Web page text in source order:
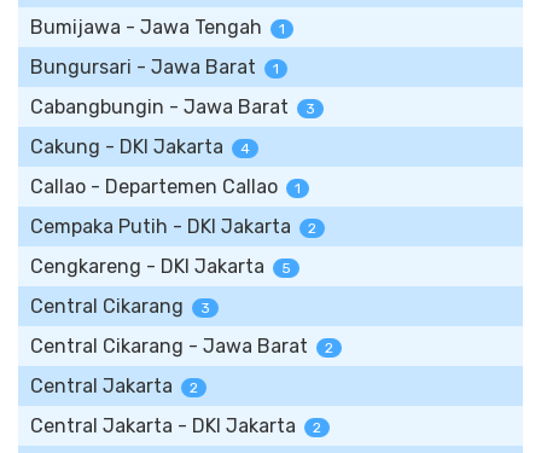
Bumijawa - Jawa Tengah 1
Bungursari - Jawa Barat 1
Cabangbungin - Jawa Barat 3
Cakung - DKI Jakarta 4
Callao - Departemen Callao 1
Cempaka Putih - DKI Jakarta 2
Cengkareng - DKI Jakarta 5
Central Cikarang 3
Central Cikarang - Jawa Barat 2
Central Jakarta 2
Central Jakarta - DKI Jakarta 2